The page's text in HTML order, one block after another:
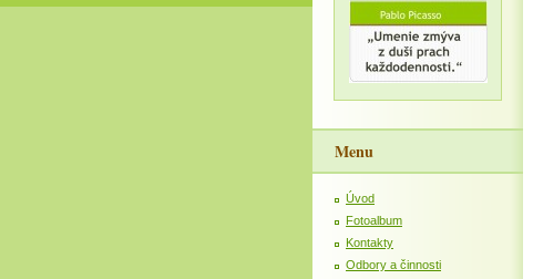
Menu
Úvod
Fotoalbum
Kontakty
Odbory a činnosti